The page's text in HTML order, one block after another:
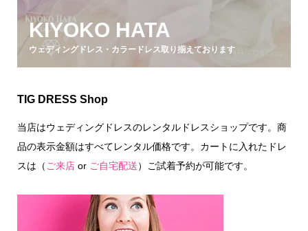
KIYOKO HATA
ウェディングドレス・カラードレス取り揃えております
TIG DRESS Shop
当店はウェディングドレスのレンタルドレスショップです。商
品の表示金額はすべてレンタル価格です。カートに入れたドレ
スは（ご来店or ご自宅配送）ご試着予約が可能です。